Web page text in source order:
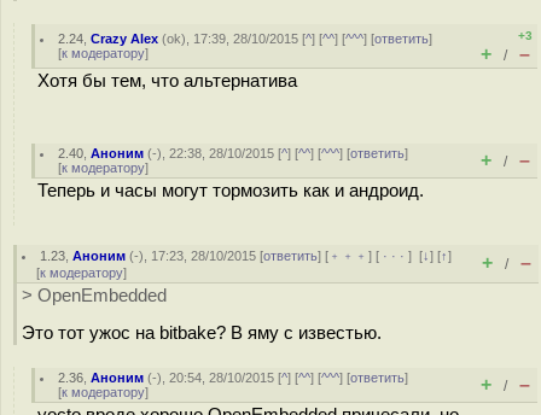
2.24 ,Crazy Alex (ok), 17:39, 28/10/2015 [^] [^^] [^^^] [ответить]
[к модератору]
+3
+ / –
Хотя бы тем, что альтернатива
2.40 ,Аноним (-), 22:38, 28/10/2015 [^] [^^] [^^^] [ответить]
[к модератору] + / –
Теперь и часы могут тормозить как и андроид.
1.23 ,Аноним (-), 17:23, 28/10/2015 [ответить] [ ﹢﹢﹢] [ · · ·][↓] [↑]
[к модератору] + / –
> OpenEmbedded
Это тот ужос на bitbake? В яму с известью.
2.36 ,Аноним (-), 20:54, 28/10/2015 [^] [^^] [^^^] [ответить]
[к модератору] + / –